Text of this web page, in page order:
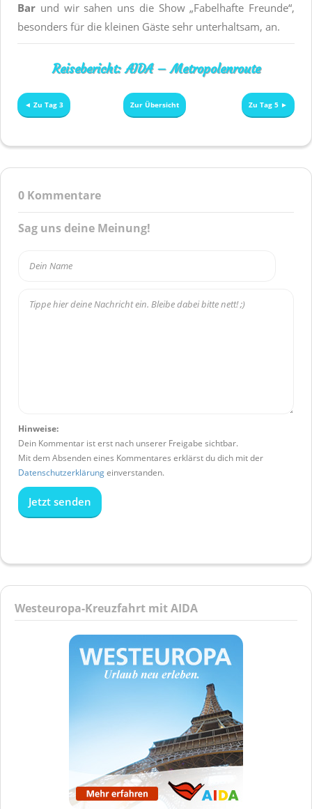
Bar und wir sahen uns die Show „Fabelhafte Freunde“,
besonders für die kleinen Gäste sehr unterhaltsam, an.
Reisebericht: AIDA – Metropolenroute
◄ Zu Tag 3 Zur Übersicht Zu Tag 5 ►
0 Kommentare
Sag uns deine Meinung!
Hinweise:
Dein Kommentar ist erst nach unserer Freigabe sichtbar.
Mit dem Absenden eines Kommentares erklärst du dich mit der
Datenschutzerklärungeinverstanden.
Westeuropa-Kreuzfahrt mit AIDA